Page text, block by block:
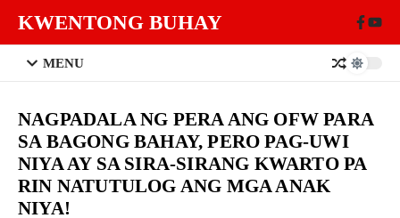
KWENTONG BUHAY
MENU
NAGPADALA NG PERA ANG OFW PARA
SA BAGONG BAHAY, PERO PAG-UWI
NIYA AY SA SIRA-SIRANG KWARTO PA
RIN NATUTULOG ANG MGA ANAK
NIYA!